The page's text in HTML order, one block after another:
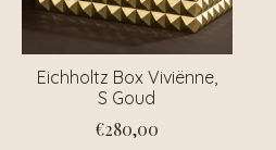
Eichholtz Box Viviënne,
S Goud
€280,00